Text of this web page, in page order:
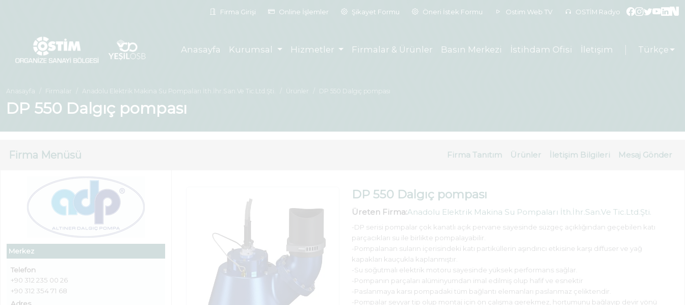
Firma Girişi Online İşlemler Şikayet Formu Öneri İstek Formu Ostim Web TV OSTİM Radyo
Anasayfa Kurumsal Hizmetler Firmalar & Ürünler Basın Merkezi İstihdam Ofisi İletişim Türkçe
Anasayfa Firmalar Anadolu Elektrik Makina Su Pompaları İth.İhr.San.Ve Tic.Ltd.Şti. Ürünler DP 550 Dalgıç pompası
DP 550 Dalgıç pompası
Firma Menüsü Firma Tanıtım Ürünler İletişim Bilgileri Mesaj Gönder
Merkez
Telefon
+90 312 235 00 26
+90 312 354 71 68
DP 550 Dalgıç pompası
Üreten Firma:Anadolu Elektrik Makina Su Pompaları İth.İhr.San.Ve Tic.Ltd.Şti.
-DP serisi pompalar çok kanatlı açık pervane sayesinde süzgeç açıklığından geçebilen katı
parçacıkları su ile birlikte pompalayabilir.
-Pompalanan suların içerisindeki katı partiküllerin aşındırıcı etkisine karşı diffuser ve yağ
kapakları kauçukla kaplanmıştır.
-Su soğutmalı elektrik motoru sayesinde yüksek performans sağlar.
-Pompanın parçaları alüminyumdan imal edilmiş olup hafif ve esnektir
-Paslanmaya karsı pompadaki tüm bağlantı elemanları paslanmaz çeliktendir.
-Pompalar seyyar tip olup montaj için ön çalışma gerekmez, hortumunu bağlayıp devir yönü